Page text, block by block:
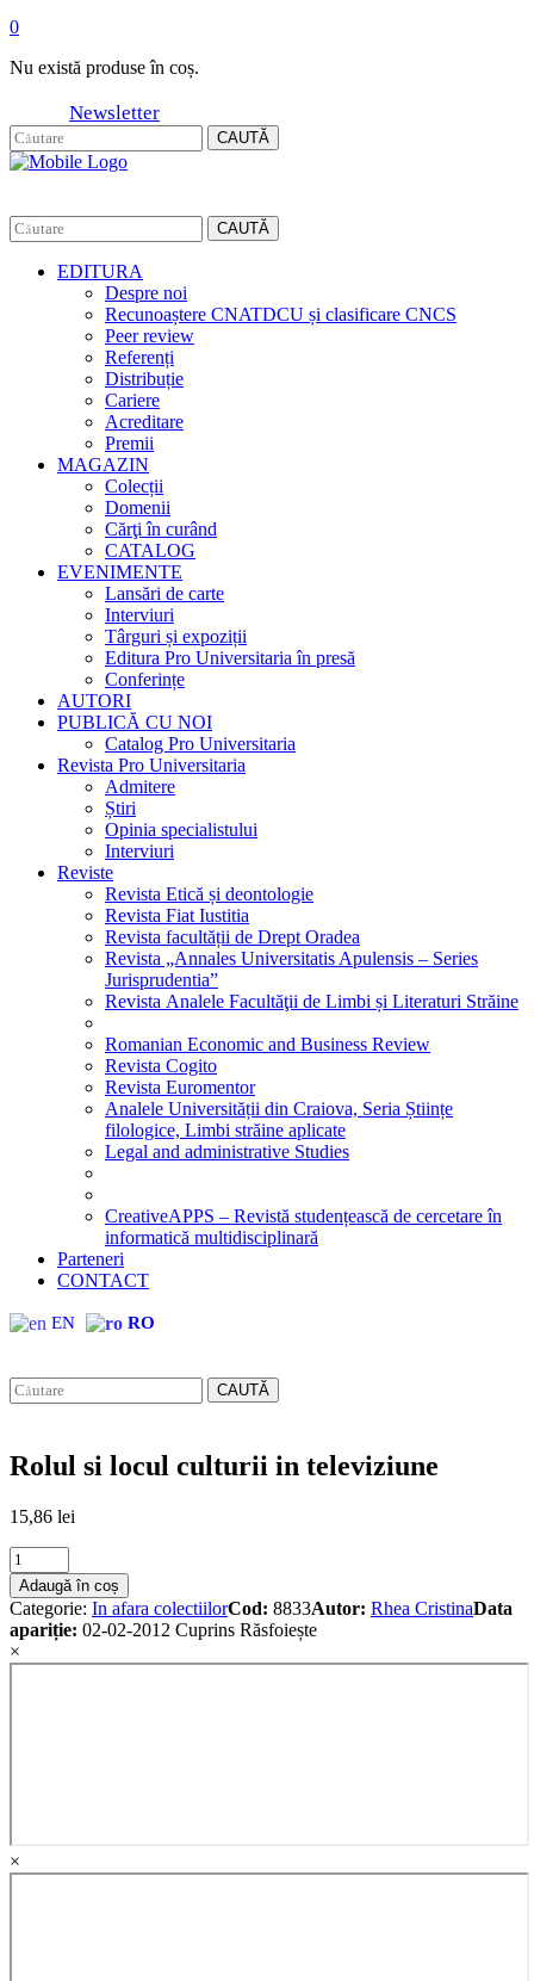
0
Nu există produse în coș.
Newsletter
CAUTĂ
CAUTĂ
EDITURA
Despre noi
Recunoaștere CNATDCU și clasificare CNCS
Peer review
Referenți
Distribuție
Cariere
Acreditare
Premii
MAGAZIN
Colecții
Domenii
Cărţi în curând
CATALOG
EVENIMENTE
Lansări de carte
Interviuri
Târguri și expoziții
Editura Pro Universitaria în presă
Conferințe
AUTORI
PUBLICĂ CU NOI
Catalog Pro Universitaria
Revista Pro Universitaria
Admitere
Știri
Opinia specialistului
Interviuri
Reviste
Revista Etică și deontologie
Revista Fiat Iustitia
Revista facultății de Drept Oradea
Revista „Annales Universitatis Apulensis – Series
Jurisprudentia”
Revista Analele Facultăţii de Limbi și Literaturi Străine
Romanian Economic and Business Review
Revista Cogito
Revista Euromentor
Analele Universității din Craiova, Seria Științe
filologice, Limbi străine aplicate
Legal and administrative Studies
CreativeAPPS – Revistă studențească de cercetare în
informatică multidisciplinară
Parteneri
CONTACT
EN RO
CAUTĂ
Rolul si locul culturii in televiziune
15,86 lei
Rolul
si
locul
culturii
in
televiziune
Adaugă în coș
Categorie: In afara colectiilorCod: 8833Autor: Rhea CristinaData
apariție: 02-02-2012 Cuprins Răsfoiește
×
×